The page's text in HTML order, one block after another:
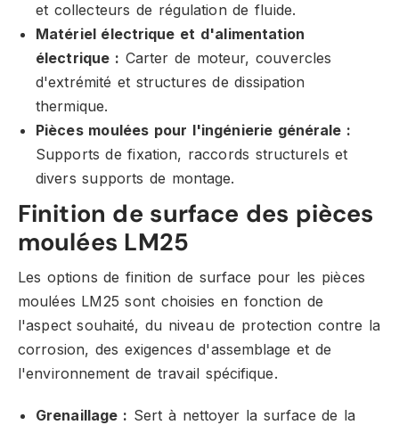
et collecteurs de régulation de fluide.
Matériel électrique et d'alimentation
électrique : Carter de moteur, couvercles
d'extrémité et structures de dissipation
thermique.
Pièces moulées pour l'ingénierie générale :
Supports de fixation, raccords structurels et
divers supports de montage.
Finition de surface des pièces
moulées LM25
Les options de finition de surface pour les pièces
moulées LM25 sont choisies en fonction de
l'aspect souhaité, du niveau de protection contre la
corrosion, des exigences d'assemblage et de
l'environnement de travail spécifique.
Grenaillage : Sert à nettoyer la surface de la